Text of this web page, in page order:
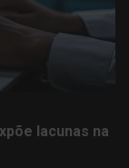
lacunas na